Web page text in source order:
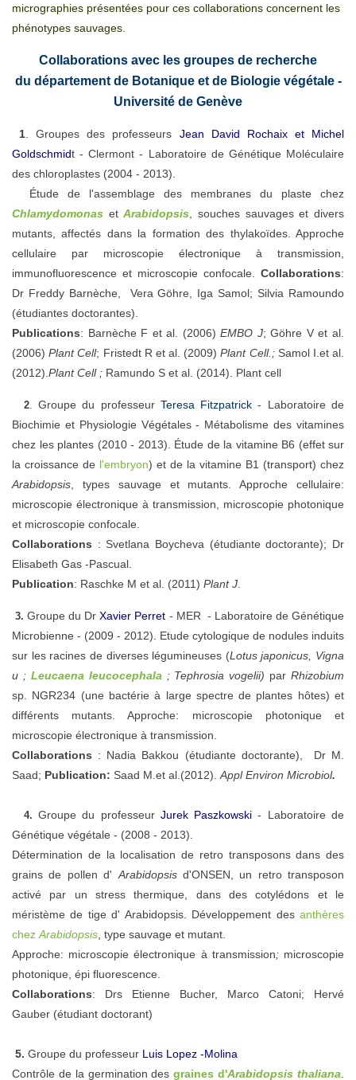
micrographies présentées pour ces collaborations concernent les
phénotypes sauvages.
Collaborations avec les groupes de recherche
du département de Botanique et de Biologie végétale -
Université de Genève
1 .Groupes des professeurs Jean David Rochaix et Michel
Goldschmidt - Clermont- Laboratoire de Génétique Moléculaire
des chloroplastes (2004 - 2013).
Étude de l'assemblage des membranes du plaste chez
Chlamydomonas etArabidopsis , souches sauvages et divers
mutants, affectés dans la formation des thylakoïdes. Approche
cellulaire par microscopie électronique à transmission,
immunofluorescence et microscopie confocale. Collaborations:
Dr Freddy Barnèche, Vera Göhre, Iga Samol; Silvia Ramoundo
(étudiantes doctorantes).
Publications: Barnèche F et al. (2006)EMBO J; Göhre V et al.
(2006)Plant Cell; Fristedt R et al. (2009)Plant Cell.; Samol I.et al.
(2012). Plant Cell ; Ramundo S et al. (2014). Plant cell
2. Groupe du professeur Teresa Fitzpatrick- Laboratoire de
Biochimie et Physiologie Végétales - Métabolisme des vitamines
chez les plantes (2010 - 2013). Étude de la vitamine B6 (effet sur
la croissance de l'embryon) et de la vitamine B1 (transport) chez
Arabidopsis , types sauvage et mutants.Approche cellulaire:
microscopie électronique à transmission, microscopie photonique
et microscopie confocale.
Collaborations : Svetlana Boycheva (étudiante doctorante); Dr
Elisabeth Gas -Pascual.
Publication: Raschke M et al. (2011) Plant J
3.Groupe du DrXavier Perret - MER - Laboratoire de Génétique
Microbienne - (2009 - 2012) . Etude cytologique de nodules induits
sur les racines de diverses légumineuses (Lotus japonicus, Vigna
u ; Leucaena leucocephala ; Tephrosia vogelii) par Rhizobium
sp. NGR234 (une bactérie à large spectre de plantes hôtes) et
différents mutants. Approche: microscopie photonique et
microscopie électronique à transmission.
Collaborations : Nadia Bakkou (étudiante doctorante), Dr M.
Saad; Publication: Saad M.et al.(2012). Appl Environ Microbiol.
4. Groupe du professeur Jurek Paszkowski - Laboratoire de
Génétique végétale - (2008 - 2013)
Détermination de la localisation de retro transposons dans des
grains de pollen d' Arabidopsis d'ONSEN, un retro transposon
activé par un stress thermique, dans des cotylédons et le
méristème de tige d' Arabidopsis. Développement des anthères
chez Arabidopsis , type sauvage et mutant.
Approche: microscopie électronique à transmission; microscopie
photonique, épi fluorescence.
Collaborations: Drs Etienne Bucher, Marco Catoni; Hervé
Gauber (étudiant doctorant)
5. Groupe du professeur Luis Lopez -Molina
Contrôle de la germination desgraines d'Arabidopsis thaliana